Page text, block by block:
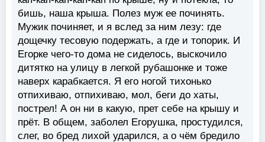
бишь, наша крыша. Полез муж ее починять.
Мужик починяет, и я вслед за ним лезу: где
дощечку тесовую подержать, а где и топорик. И
Егорке чего-то дома не сиделось, выскочило
дитятко на улицу в легкой рубашонке и тоже
наверх карабкается. Я его ногой тихонько
отпихиваю, отпихиваю, мол, беги до хаты,
пострел! А он ни в какую, прет себе на крышу и
прёт. В общем, заболел Егорушка, простудился,
слег, во бред лихой ударился, а о чём бредило